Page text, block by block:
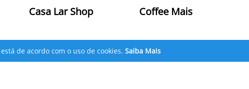
Casa Lar Shop Coffee Mais
de acordo com o uso de cookies. Saiba Mais